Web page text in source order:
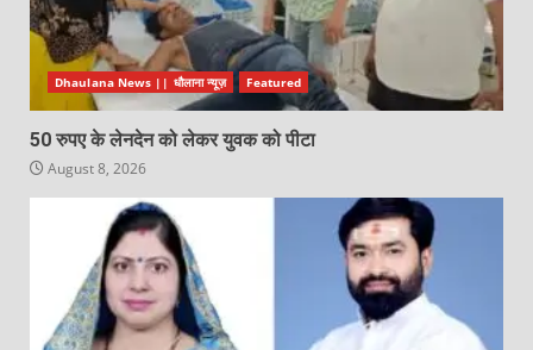
Dhaulana News || धौलाना न्यूज़ Featured
50 रुपए के लेनदेन को लेकर युवक को पीटा
August 8, 2026